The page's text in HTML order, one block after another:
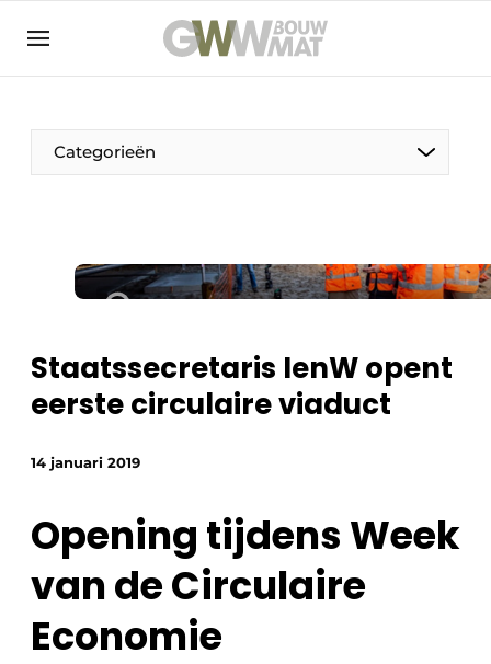
NL EN
Categorieën
De Pen
Staatssecretaris IenW opent
eerste circulaire viaduct
14 januari 2019
Opening tijdens Week
van de Circulaire
Economie